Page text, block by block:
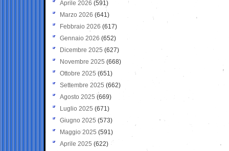
Aprile 2026 (591)
Marzo 2026 (641)
Febbraio 2026 (617)
Gennaio 2026 (652)
Dicembre 2025 (627)
Novembre 2025 (668)
Ottobre 2025 (651)
Settembre 2025 (662)
Agosto 2025 (669)
Luglio 2025 (671)
Giugno 2025 (573)
Maggio 2025 (591)
Aprile 2025 (622)